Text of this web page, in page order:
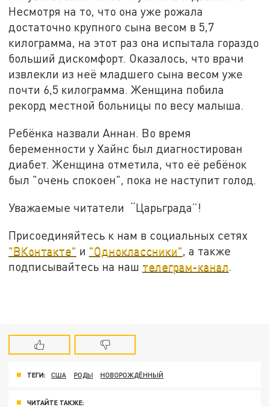
Несмотря на то, что она уже рожала
достаточно крупного сына весом в 5,7
килограмма, на этот раз она испытала гораздо
больший дискомфорт. Оказалось, что врачи
извлекли из неё младшего сына весом уже
почти 6,5 килограмма. Женщина побила
рекорд местной больницы по весу малыша.
Ребёнка назвали Аннан. Во время
беременности у Хайнс был диагностирован
диабет. Женщина отметила, что её ребёнок
был "очень спокоен", пока не наступит голод.
Уважаемые читатели “Царьграда”!
Присоединяйтесь к нам в социальных сетях
"ВКонтакте" и "Одноклассники" , а также
подписывайтесь на наш телеграм-канал
ТЕГИ: США РОДЫ НОВОРОЖДЁННЫЙ
ЧИТАЙТЕ ТАКЖЕ: